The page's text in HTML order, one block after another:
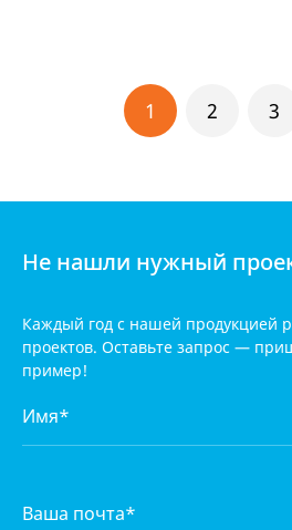
1 2 3
Не нашли нужный
Каждый год с нашей продукцией
проектов. Оставьте запрос —
пример!